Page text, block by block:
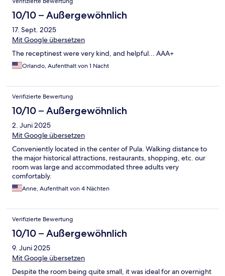
10/10 – Außergewöhnlich
17. Sept. 2025
Mit Google übersetzen
The receptinest were very kind, and helpful... AAA+
Orlando, Aufenthalt von 1 Nacht
Verifizierte Bewertung
10/10 – Außergewöhnlich
2. Juni 2025
Mit Google übersetzen
Conveniently located in the center of Pula. Walking distance to
the major historical attractions, restaurants, shopping, etc. our
room was large and accommodated three adults very
comfortably.
Anne, Aufenthalt von 4 Nächten
Verifizierte Bewertung
10/10 – Außergewöhnlich
9. Juni 2025
Mit Google übersetzen
Despite the room being quite small, it was ideal for an overnight